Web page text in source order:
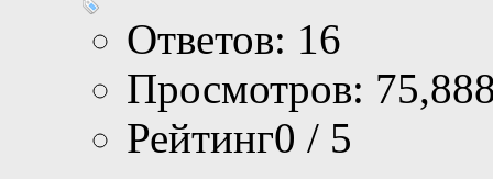
Ответов: 16
Просмотров:
Рейтинг0 / 5